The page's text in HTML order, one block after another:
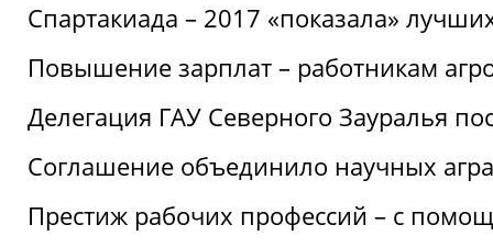
Спартакиада – 2017 «показала»
Повышение зарплат – работникам
Делегация ГАУ Северного Зауралья
Соглашение объединило научных
Престиж рабочих профессий – с